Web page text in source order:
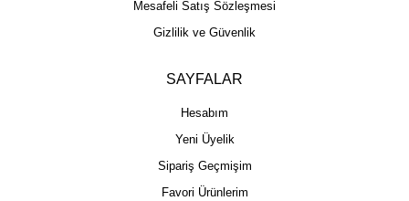
Mesafeli Satış Sözleşmesi
Gizlilik ve Güvenlik
SAYFALAR
Hesabım
Yeni Üyelik
Sipariş Geçmişim
Favori Ürünlerim